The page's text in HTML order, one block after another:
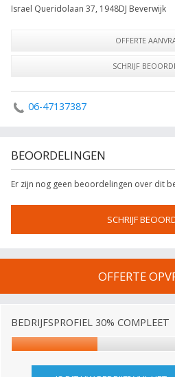
Israel Queridolaan 37, 1948DJ Beverwijk
OFFERTE
SCHRIJF
06-47137387
BEOORDELINGEN
Er zijn nog geen beoordelingen over dit
SCHRIJF
OFFERTE
BEDRIJFSPROFIEL 30% COMPLEET